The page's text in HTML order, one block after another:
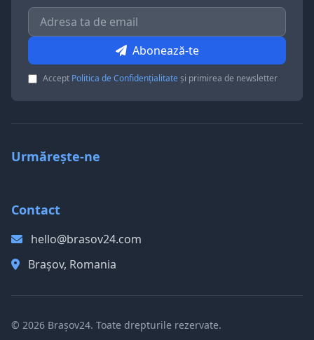
Abonează-te
Accept Politica de Confidențialitateși primirea de newsletter
Urmărește-ne
Contact
hello@brasov24.com
Brașov, Romania
© 2026 Brașov24. Toate drepturile rezervate.